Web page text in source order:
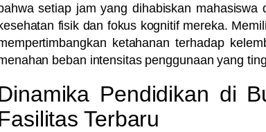
setiap jam yang dihabiskan
fisik dan fokus kognitif mereka.
ketahanan terhadap
beban intensitas penggunaan yang
Pendidikan di
Terbaru